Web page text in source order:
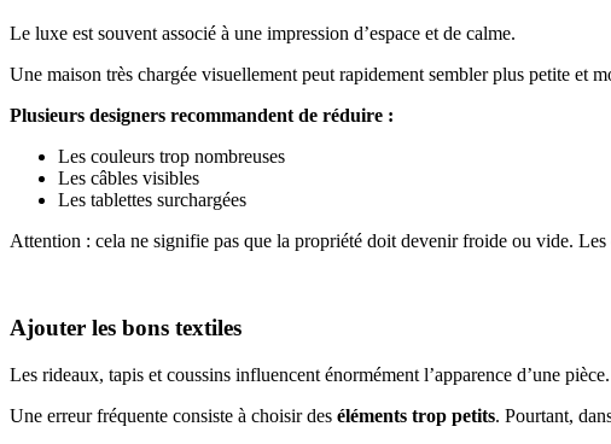
Le luxe est souvent associé à une impression d’espace et de calme.
Une maison très chargée visuellement peut rapidement sembler plus petite et
Plusieurs designers recommandent de réduire :
Les couleurs trop nombreuses
Les câbles visibles
Les tablettes surchargées
Attention : cela ne signifie pas que la propriété doit devenir froide ou vide.
Ajouter les bons textiles
Les rideaux, tapis et coussins influencent énormément l’apparence d’une pièce.
Une erreur fréquente consiste à choisir des éléments trop petits. Pourtant,